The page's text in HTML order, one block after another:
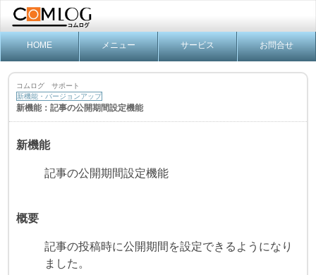
HOME メニュー サービス お問合せ
コムログ サポート
新機能・バージョンアップ
新機能：記事の公開期間設定機能
新機能
記事の公開期間設定機能
概要
記事の投稿時に公開期間を設定できるようになり
ました。